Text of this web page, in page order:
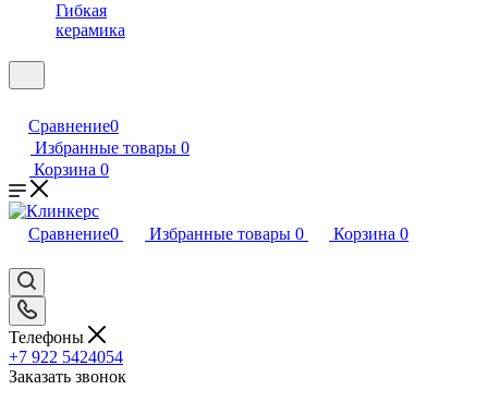
Гибкая
керамика
Сравнение0
Избранные товары 0
Корзина 0
Сравнение0 Избранные товары 0 Корзина 0
Телефоны
+7 922 5424054
Заказать звонок